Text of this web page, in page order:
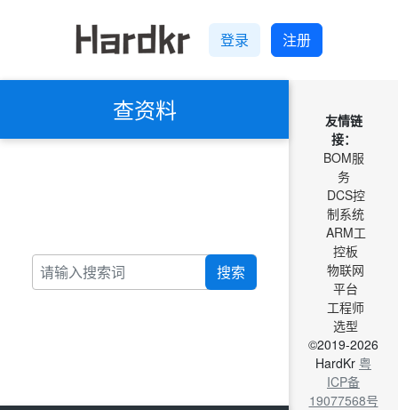
登录 注册
查资料
搜索
友情链
接：
BOM服
务
DCS控
制系统
ARM工
控板
物联网
平台
工程师
选型
©2019-2026
HardKr 粤
ICP备
19077568号